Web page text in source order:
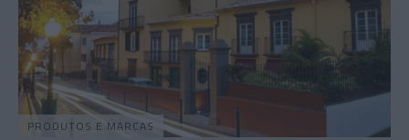
PRODUTOS E MARCAS